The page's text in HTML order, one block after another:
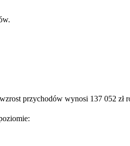
przychodów wynosi 137 052 zł